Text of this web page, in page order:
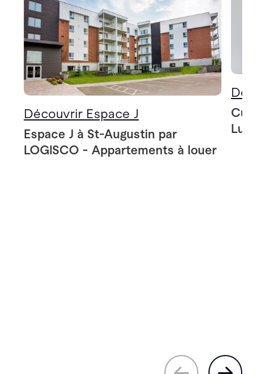
Découvrir Espace J
Espace J à St-Augustin par
LOGISCO - Appartements à louer